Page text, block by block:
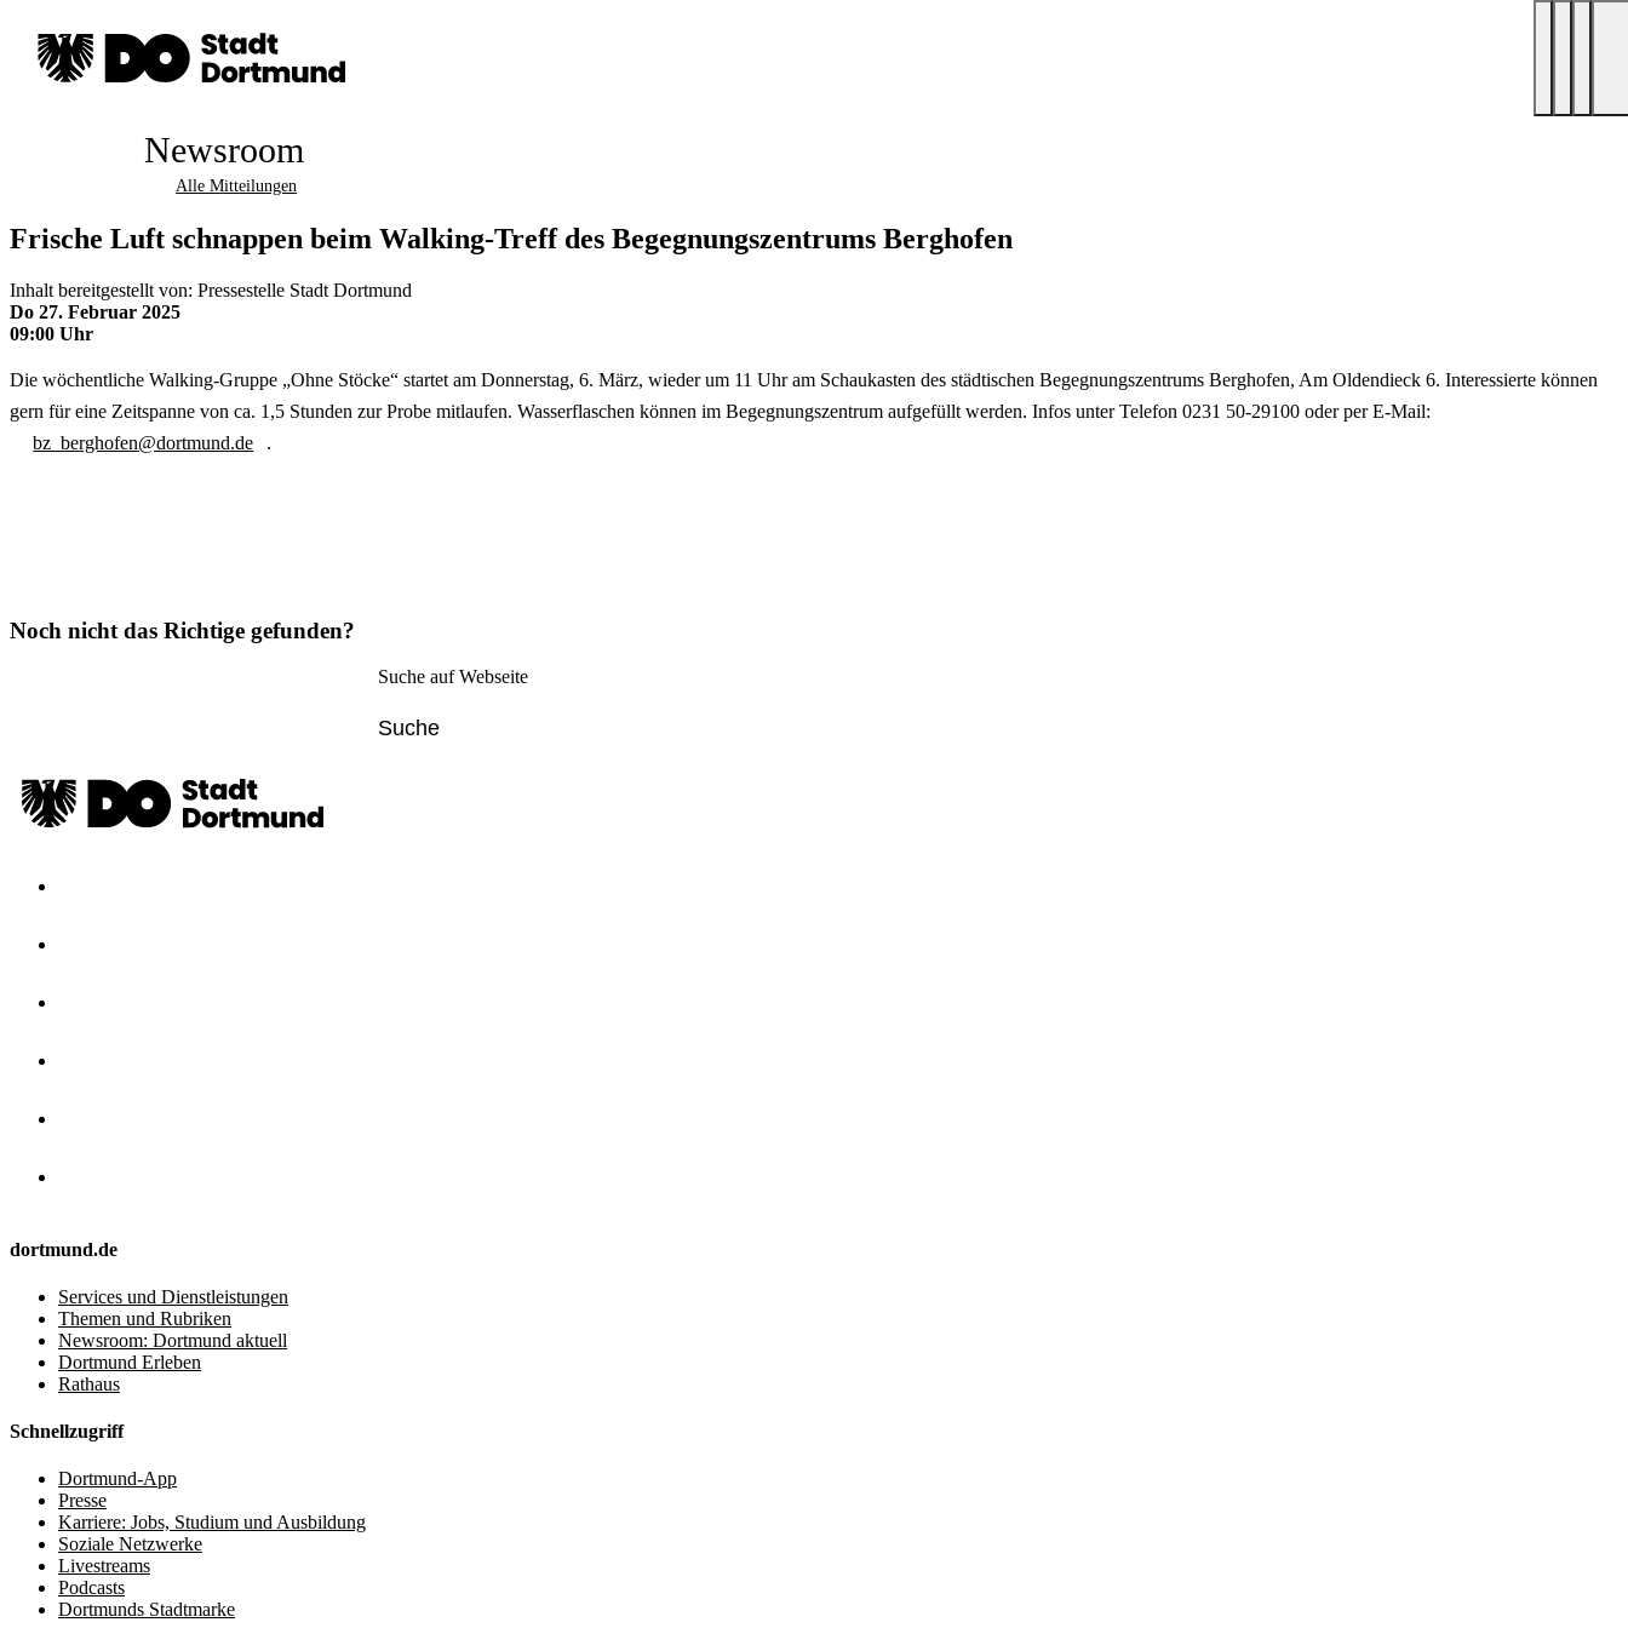
Newsroom
Alle Mitteilungen
Frische Luft schnappen beim Walking-Treff des Begegnungszentrums Berghofen
Inhalt bereitgestellt von: Pressestelle Stadt Dortmund
Do 27. Februar 2025
09:00 Uhr
Die wöchentliche Walking-Gruppe „Ohne Stöcke“ startet am Donnerstag, 6. März, wieder um 11 Uhr am Schaukasten des städtischen Begegnungszentrums Berghofen, Am Oldendieck 6. Interessierte können
gern für eine Zeitspanne von ca. 1,5 Stunden zur Probe mitlaufen. Wasserflaschen können im Begegnungszentrum aufgefüllt werden. Infos unter Telefon 0231 50-29100 oder per E-Mail:
bz_berghofen@dortmund.de
.
Noch nicht das Richtige gefunden?
Suche auf Webseite
dortmund.de
Services und Dienstleistungen
Themen und Rubriken
Newsroom: Dortmund aktuell
Dortmund Erleben
Rathaus
Schnellzugriff
Dortmund-App
Presse
Karriere: Jobs, Studium und Ausbildung
Soziale Netzwerke
Livestreams
Podcasts
Dortmunds Stadtmarke